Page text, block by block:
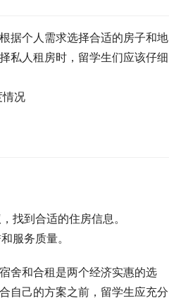
据个人需求选择合适的房子和地
私人租房时，留学生们应该仔细
找到合适的住房信息。
服务质量。
舍和合租是两个经济实惠的选
自己的方案之前，留学生应充分